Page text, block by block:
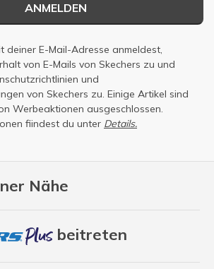
Nähe
beitreten
ANMELDEN
deiner E-Mail-Adresse anmeldest,
von E-Mails von Skechers zu und
und
von Skechers zu. Einige Artikel sind
Werbeaktionen ausgeschlossen.
fiindest du unter Details.